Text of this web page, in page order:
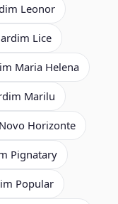
Leonor
Lice
Maria Helena
Marilu
Horizonte
Pignatary
Popular